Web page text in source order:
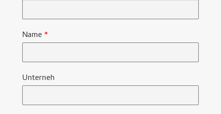
Name*
Unterneh